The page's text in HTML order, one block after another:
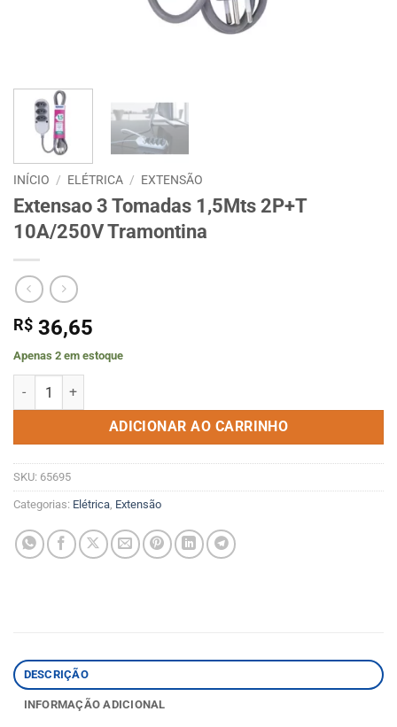
INÍCIO / ELÉTRICA / EXTENSÃO
Extensao 3 Tomadas 1,5Mts 2P+T
10A/250V Tramontina
R$ 36,65
Apenas 2 em estoque
Extensao 3 Tomadas 1,5Mts 2P+T 10A/250V Tramontina quantidade
ADICIONAR AO CARRINHO
SKU: 65695
Categorias: Elétrica, Extensão
DESCRIÇÃO
INFORMAÇÃO ADICIONAL